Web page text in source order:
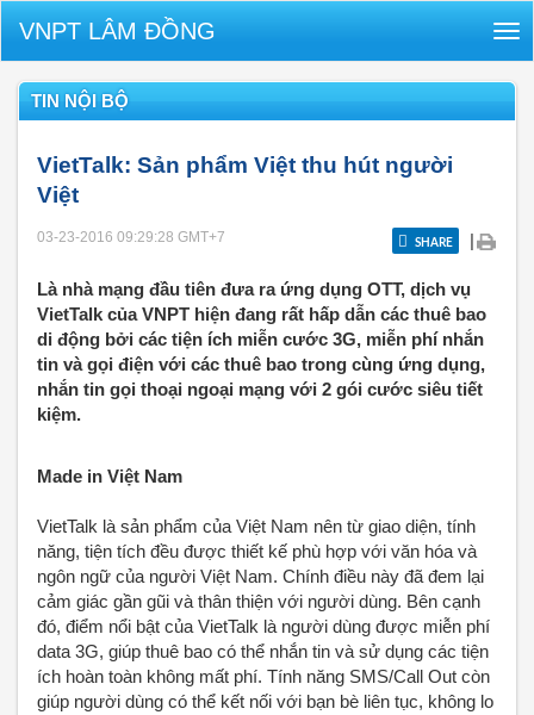
VNPT LÂM ĐỒNG
TIN NỘI BỘ
VietTalk: Sản phẩm Việt thu hút người
Việt
03-23-2016 09:29:28 GMT+7 SHARE |
Là nhà mạng đầu tiên đưa ra ứng dụng OTT, dịch vụ
VietTalk của VNPT hiện đang rất hấp dẫn các thuê bao
di động bởi các tiện ích miễn cước 3G, miễn phí nhắn
tin và gọi điện với các thuê bao trong cùng ứng dụng,
nhắn tin gọi thoại ngoại mạng với 2 gói cước siêu tiết
kiệm.
Made in Việt Nam
VietTalk là sản phẩm của Việt Nam nên từ giao diện, tính
năng, tiện tích đều được thiết kế phù hợp với văn hóa và
ngôn ngữ của người Việt Nam. Chính điều này đã đem lại
cảm giác gần gũi và thân thiện với người dùng. Bên cạnh
đó, điểm nổi bật của VietTalk là người dùng được miễn phí
data 3G, giúp thuê bao có thể nhắn tin và sử dụng các tiện
ích hoàn toàn không mất phí. Tính năng SMS/Call Out còn
giúp người dùng có thể kết nối với bạn bè liên tục, không lo